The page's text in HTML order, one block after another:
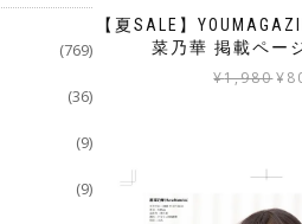
【夏SALE】
菜乃華 掲載ペー
¥1,980元
で
¥
(769)
(36)
(9)
(9)